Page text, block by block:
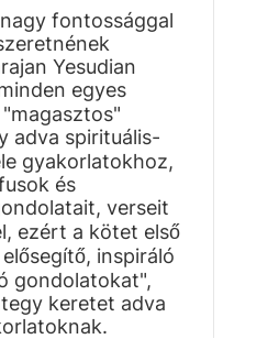
fontossággal
Yesudian
egyes
adva spirituális-
gyakorlatokhoz,
és
verseit
ezért a kötet első
inspiráló
gondolatokat",
keretet adva